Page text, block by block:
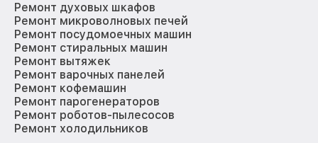
Ремонт духовых шкафов
Ремонт микроволновых печей
Ремонт посудомоечных машин
Ремонт стиральных машин
Ремонт вытяжек
Ремонт варочных панелей
Ремонт кофемашин
Ремонт парогенераторов
Ремонт роботов-пылесосов
Ремонт холодильников